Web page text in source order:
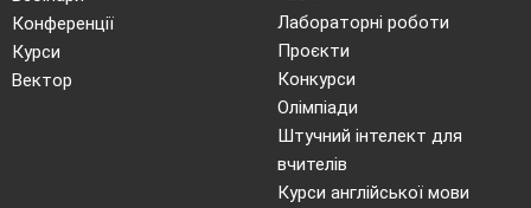
Конференції
Курси
Вектор
Лабораторні роботи
Проєкти
Конкурси
Олімпіади
Штучний інтелект для
вчителів
Курси англійської мови